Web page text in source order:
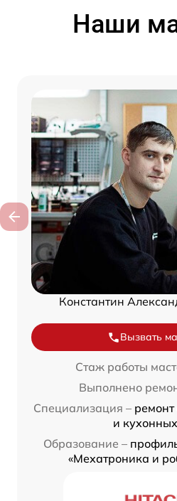
Наши
Константин
Вызвать
Стаж работы
Выполнено
Специализация –
и
Образование –
«Мехатроника и